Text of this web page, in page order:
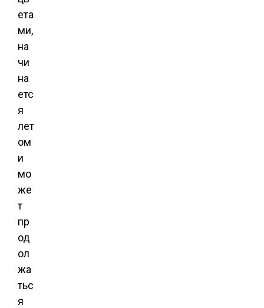
ета
ми,
на
чи
на
етс
я
лет
ом
и
мо
же
т
пр
од
ол
жа
тьс
я